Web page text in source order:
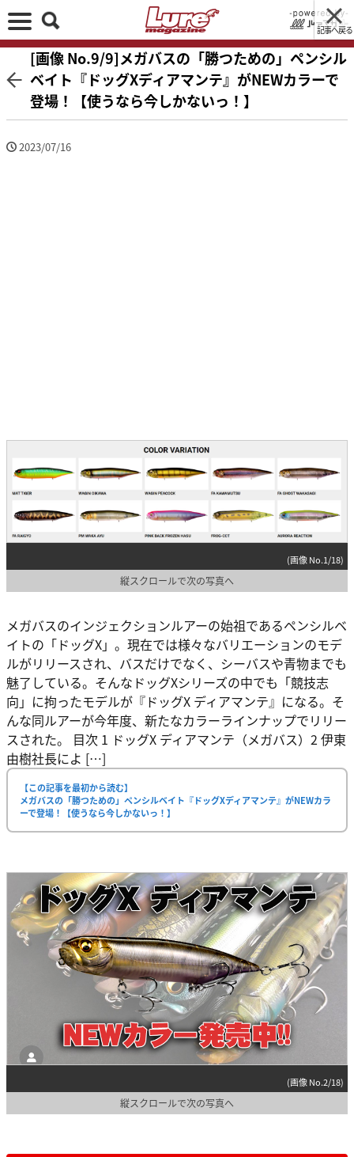
記事へ戻る
[画像 No.9/9]メガバスの「勝つための」ペンシル
ベイト『ドッグXディアマンテ』がNEWカラーで
登場！【使うなら今しかないっ！】
2023/07/16
(画像 No.1/18)
縦スクロールで次の写真へ
メガバスのインジェクションルアーの始祖であるペンシルベ
イトの「ドッグX」。現在では様々なバリエーションのモデ
ルがリリースされ、バスだけでなく、シーバスや青物までも
魅了している。そんなドッグXシリーズの中でも「競技志
向」に拘ったモデルが『ドッグX ディアマンテ』になる。そ
んな同ルアーが今年度、新たなカラーラインナップでリリー
スされた。 目次 1 ドッグX ディアマンテ（メガバス）2 伊東
由樹社長によ […]
【この記事を最初から読む】
メガバスの「勝つための」ペンシルベイト『ドッグXディアマンテ』がNEWカラ
ーで登場！【使うなら今しかないっ！】
(画像 No.2/18)
縦スクロールで次の写真へ